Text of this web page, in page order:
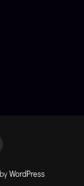
WordPress